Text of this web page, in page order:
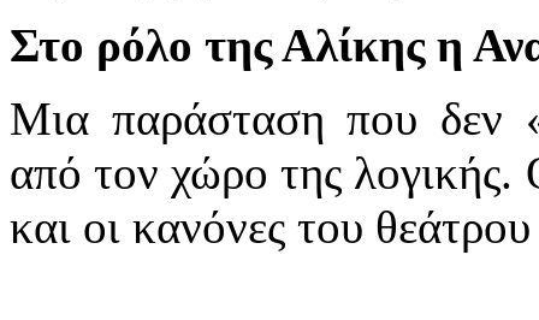
Στο ρόλο της Αλίκης η
Μια παράσταση που δεν
από τον χώρο της λογικής.
και οι κανόνες του